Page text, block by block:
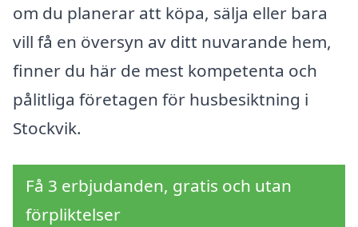
om du planerar att köpa, sälja eller bara
vill få en översyn av ditt nuvarande hem,
finner du här de mest kompetenta och
pålitliga företagen för husbesiktning i
Stockvik.
Få 3 erbjudanden, gratis och utan
förpliktelser